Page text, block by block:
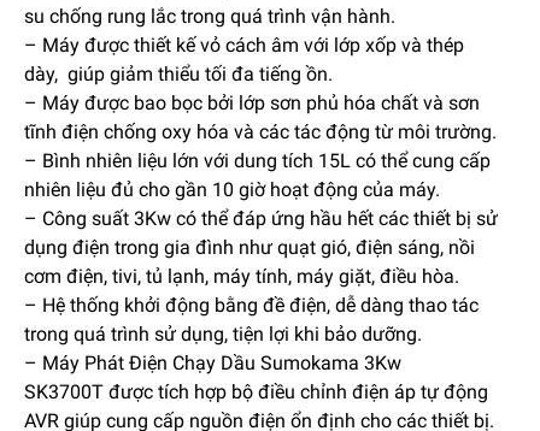
su chống rung lắc trong quá trình vận hành.
– Máy được thiết kế vỏ cách âm với lớp xốp và thép
dày, giúp giảm thiểu tối đa tiếng ồn.
– Máy được bao bọc bởi lớp sơn phủ hóa chất và sơn
tĩnh điện chống oxy hóa và các tác động từ môi trường.
– Bình nhiên liệu lớn với dung tích 15L có thể cung cấp
nhiên liệu đủ cho gần 10 giờ hoạt động của máy.
– Công suất 3Kw có thể đáp ứng hầu hết các thiết bị sử
dụng điện trong gia đình như quạt gió, điện sáng, nồi
cơm điện, tivi, tủ lạnh, máy tính, máy giặt, điều hòa.
– Hệ thống khởi động bằng đề điện, dễ dàng thao tác
trong quá trình sử dụng, tiện lợi khi bảo dưỡng.
– Máy Phát Điện Chạy Dầu Sumokama 3Kw
SK3700T được tích hợp bộ điều chỉnh điện áp tự động
AVR giúp cung cấp nguồn điện ổn định cho các thiết bị.